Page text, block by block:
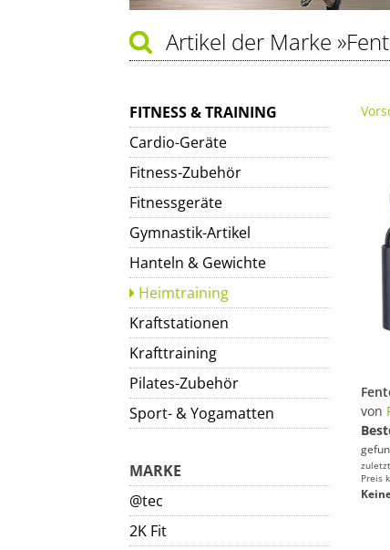
Artikel der Marke
FITNESS & TRAINING
Cardio-Geräte
Fitness-Zubehör
Fitnessgeräte
Gymnastik-Artikel
Hanteln & Gewichte
Heimtraining
Kraftstationen
Krafttraining
Pilates-Zubehör
Sport- & Yogamatten
MARKE
@tec
2K Fit
von
Preis